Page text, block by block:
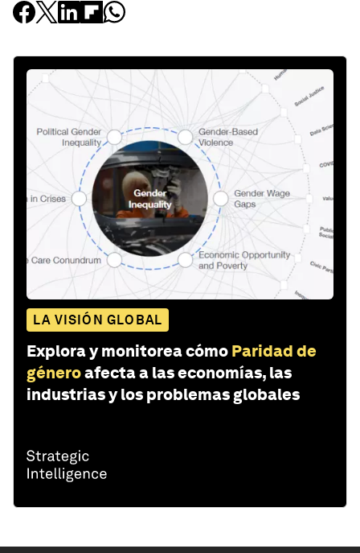
LA VISIÓN GLOBAL
Explora y monitorea cómo Paridad de
géneroafecta a las economías, las
industrias y los problemas globales